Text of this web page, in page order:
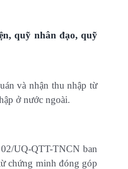
quỹ nhân đạo, quỹ
và nhận thu nhập từ
ở nước ngoài.
UQ-QTT-TNCN ban
chứng minh đóng góp